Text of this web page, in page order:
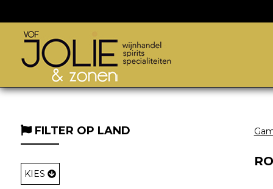
FILTER OP LAND
KIES